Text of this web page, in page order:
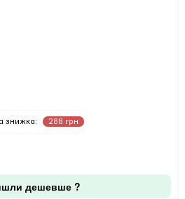
знижка: 288 грн
дешевше ?